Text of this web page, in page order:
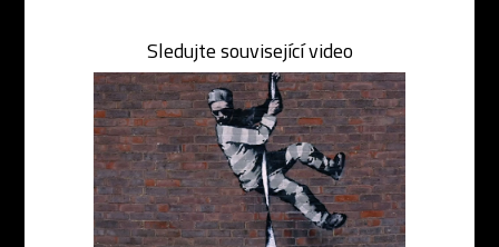
Sledujte související video